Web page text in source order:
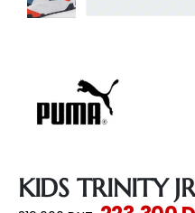
KIDS TRINITY JR